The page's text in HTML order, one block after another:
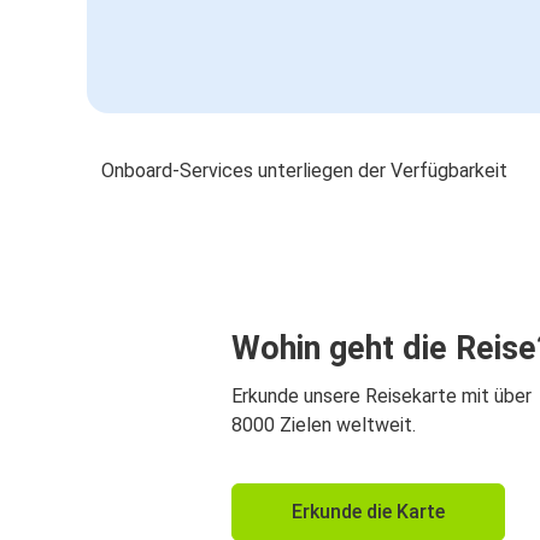
Onboard-Services unterliegen der Verfügbarkeit
Wohin geht die
Erkunde unsere Reisekarte mit über
8000 Zielen weltweit.
Erkunde die Karte